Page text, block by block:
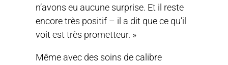
n’avons eu aucune surprise. Et il reste
encore très positif – il a dit que ce qu’il
voit est très prometteur. »
Même avec des soins de calibre